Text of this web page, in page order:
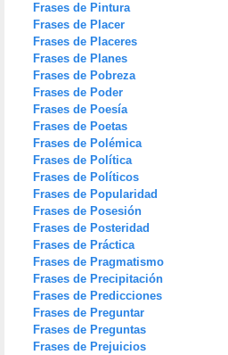
Frases de Pintura
Frases de Placer
Frases de Placeres
Frases de Planes
Frases de Pobreza
Frases de Poder
Frases de Poesía
Frases de Poetas
Frases de Polémica
Frases de Política
Frases de Políticos
Frases de Popularidad
Frases de Posesión
Frases de Posteridad
Frases de Práctica
Frases de Pragmatismo
Frases de Precipitación
Frases de Predicciones
Frases de Preguntar
Frases de Preguntas
Frases de Prejuicios